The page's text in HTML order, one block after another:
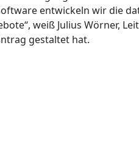
entwickeln wir die
weiß Julius Wörner,
gestaltet hat.
mit ChatGPT